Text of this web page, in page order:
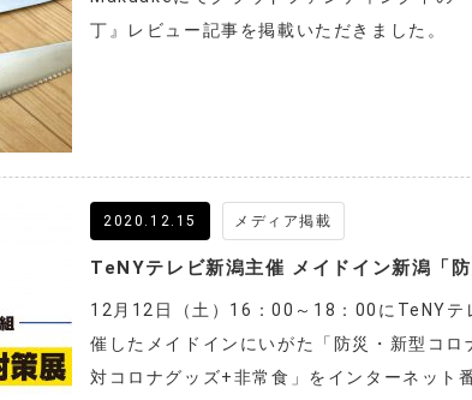
丁』レビュー記事を掲載いただきました。
2020.12.15 メディア掲載
12月12日（土）16：00～18：00にTeNYテ
催したメイドインにいがた「防災・新型コロ
対コロナグッズ+非常食」をインターネット